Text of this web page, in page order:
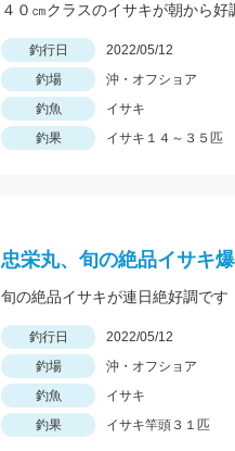
４０㎝クラスのイサキが朝から好
釣行日 2022/05/12
釣場
沖・オフショア
釣魚
イサキ
釣果
イサキ１４～３５匹
忠栄丸、旬の絶品イサキ爆
旬の絶品イサキが連日絶好調です
釣行日 2022/05/12
釣場
沖・オフショア
釣魚
イサキ
釣果
イサキ竿頭３１匹